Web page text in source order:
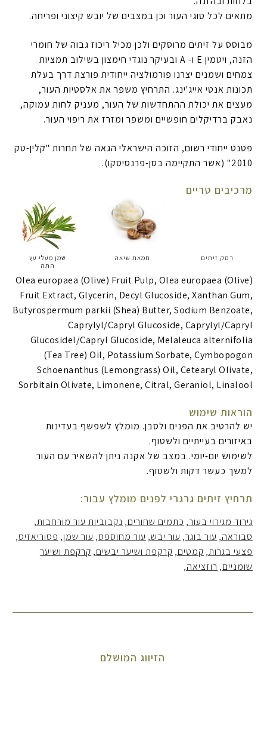
מתאים לכל סוגי העור וכן במצבים של יובש קיצוני ופריחה.
מבוסס על זיתים מרוסקים ולכן מכיל ריכוז גבוה של חומרי
הזנה, ויטמין E ו- A ובעיקר נוגדי חימצון בשילוב תמציות
צמחים ושמנים יצרנו פורמולציה ייחודית פורצת דרך בעלת
תכונות אנטי אייג'ינג. התרחיץ משפר את אלסטיות העור,
מעצים את יכולת ההתחדשות של העור, מעניק לחות עמוקה,
נאבק ברדיקלים חופשיים ומשפר ומזרז את ריפוי העור.
פטנט ייחודי רשום, הזוכה הישראלי הגאה של תחרות "קלין-טק
2010" (אשר התקיימה בסן-פרנסיסקו).
מרכיבים טריים
רסק זיתים חמאת שיאה
שמן מעלי עץ
התה
Olea europaea (Olive) Fruit Pulp, Olea europaea (Olive)
Fruit Extract, Glycerin, Decyl Glucoside, Xanthan Gum,
Butyrospermum parkii (Shea) Butter, Sodium Benzoate,
Caprylyl/Capryl Glucoside, Caprylyl/Capryl
Glucosidel/Capryl Glucoside, Melaleuca alternifolia
(Tea Tree) Oil, Potassium Sorbate, Cymbopogon
Schoenanthus (Lemongrass) Oil, Cetearyl Olivate,
Sorbitain Olivate, Limonene, Citral, Geraniol, Linalool
הוראות שימוש
יש להרטיב את הפנים ולסבן. מומלץ לשפשף בעדינות
באיזורים בעייתיים ולשטוף.
לשימוש יום-יומי. במצב של אקנה ניתן להשאיר עם העור
למשך כעשר דקות ולשטוף.
תרחיץ זיתים גרגרי לפנים מומלץ עבור:
גירוד מגירוי בעור כתמים שחורים נקבוביות עור מורחבות
סבוראה עור בוגר עור יבש עור מחוספס עור שמן פסוריאזיס
פצעי בגרות קמטים קרקפת ושיער יבשים קרקפת ושיער
שומניים רוזציאה
הזיווג המושלם